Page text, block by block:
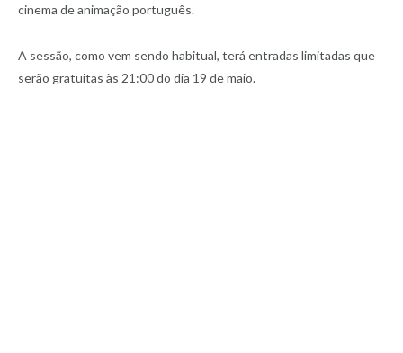
cinema de animação português.
A sessão, como vem sendo habitual, terá entradas limitadas que
serão gratuitas às 21:00 do dia 19 de maio.